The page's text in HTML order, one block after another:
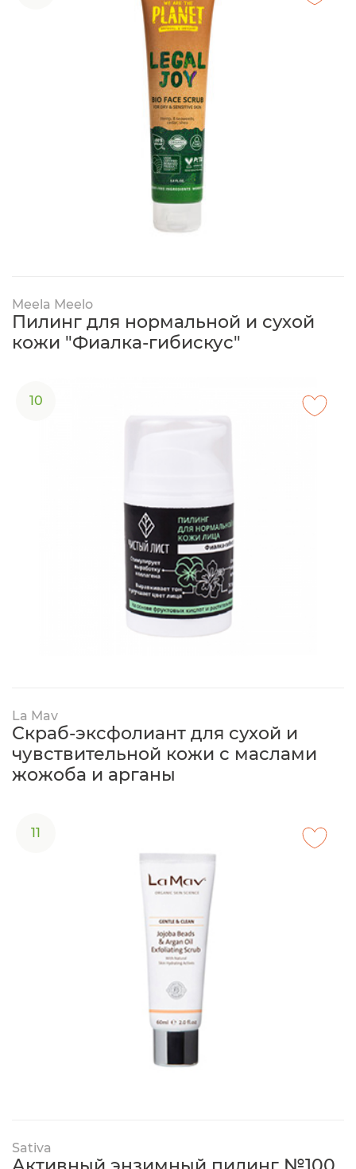
Meela Meelo
Пилинг для нормальной и сухой
кожи "Фиалка-гибискус"
10
La Mav
Скраб-эксфолиант для сухой и
чувствительной кожи с маслами
жожоба и арганы
11
Sativa